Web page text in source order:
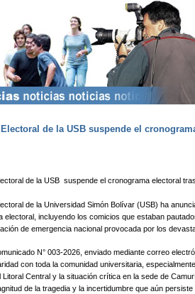
Pasar al
de la USB suspende el
de la USB suspende el cronograma electoral
de la Universidad Simón Bolívar (USB) ha
electoral, incluyendo los comicios que estaban
de emergencia nacional provocada por los
N° 003-2026, enviado mediante correo
con toda la comunidad universitaria,
Litoral Central y la situación crítica en la sede de
de la tragedia y la incertidumbre que aún